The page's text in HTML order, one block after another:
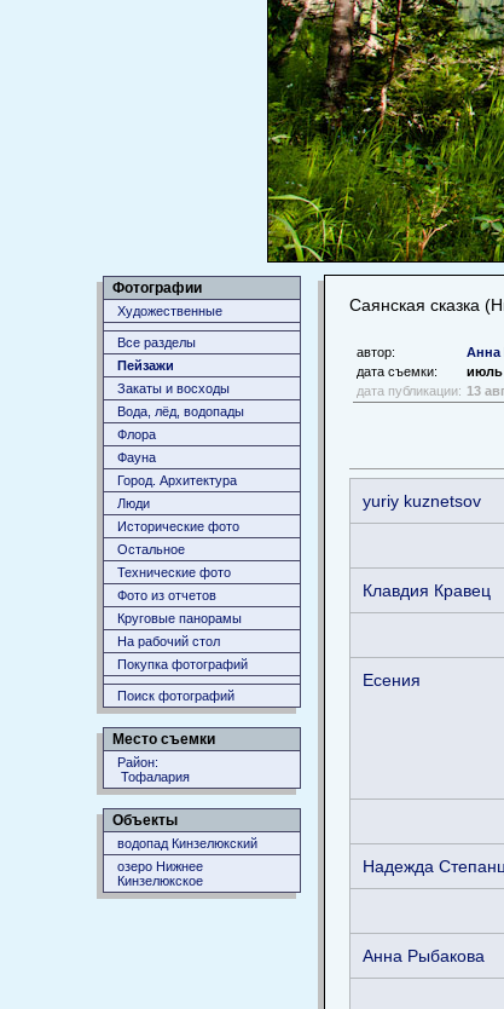
Фотографии
Художественные
Все разделы
Пейзажи
Закаты и восходы
Вода, лёд, водопады
Флора
Фауна
Город. Архитектура
Люди
Исторические фото
Остальное
Технические фото
Фото из отчетов
Круговые панорамы
На рабочий стол
Покупка фотографий
Поиск фотографий
Место съемки
Район:
Тофалария
Объекты
водопад Кинзелюкский
озеро Нижнее
Кинзелюкское
Саянская сказка
автор:
Анна
дата съемки:
июль
дата публикации: 13
yuriy kuznetsov
Клавдия Кравец
Есения
Надежда
Анна Рыбакова